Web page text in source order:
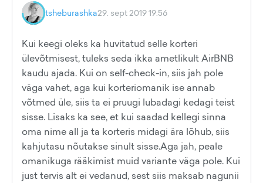
tsheburashka29. sept 2019 19:56
Kui keegi oleks ka huvitatud selle korteri
ülevõtmisest, tuleks seda ikka ametlikult AirBNB
kaudu ajada. Kui on self-check-in, siis jah pole
väga vahet, aga kui korteriomanik ise annab
võtmed üle, siis ta ei pruugi lubadagi kedagi teist
sisse. Lisaks ka see, et kui saadad kellegi sinna
oma nime all ja ta korteris midagi ära lõhub, siis
kahjutasu nõutakse sinult sisse.Aga jah, peale
omanikuga rääkimist muid variante väga pole. Kui
just tervis alt ei vedanud, sest siis maksab nagunii